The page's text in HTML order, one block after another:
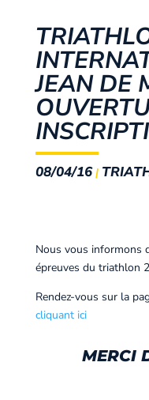
JEAN DE
08/04/16|
Nous vous informons
épreuves du triathlon
Rendez-vous sur la
cliquant ici
MERCI